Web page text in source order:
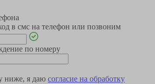
в смс на телефон или позвоним
по номеру
ниже, я даю согласие на обработку